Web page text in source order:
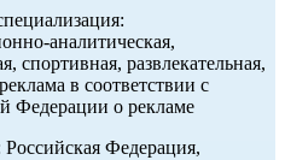
аналитическая,
спортивная, развлекательная,
в соответствии с
Федерации о рекламе
Федерация,